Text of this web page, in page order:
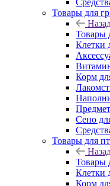
Товары для
Товары
Клетки
Корм
Сено
Товары для
Товары
Клетки
Корм